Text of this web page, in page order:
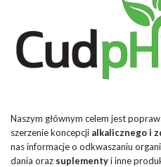
Naszym głównym celem jest
szerzenie koncepcji alkalicznego i
nas informacje o odkwaszaniu
dania oraz suplementyi inne